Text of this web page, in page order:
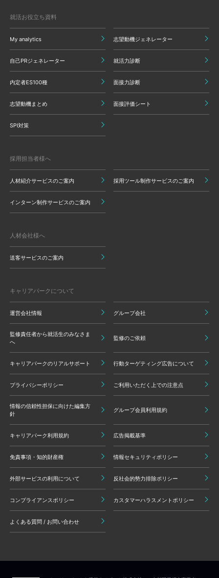
就活お役立ち資料
My analytics 志望動機ジェネレーター
自己PRジェネレーター 就活力診断
内定者ES100種 面接力診断
志望動機まとめ 面接評価シート
SPI対策
採用担当者様へ
人材紹介サービスのご案内 採用ツール制作サービスのご案内
インターン制作サービスのご案内
人材会社様へ
送客サービスのご案内
キャリアパークについて
運営会社情報 グループ会社
監修責任者から就活生のみなさま
へ
監修のご依頼
キャリアパークのリアルサポート 行動ターゲティング広告について
プライバシーポリシー ご利用いただく上での注意点
情報の信頼性担保に向けた編集方
針
グループ会員利用規約
キャリアパーク利用規約 広告掲載基準
免責事項・知的財産権 情報セキュリティポリシー
外部サービスの利用について 反社会的勢力排除ポリシー
コンプライアンスポリシー カスタマーハラスメントポリシー
よくある質問 / お問い合わせ